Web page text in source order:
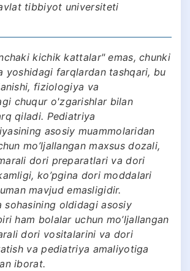
tibbiyot universiteti
kichik kattalar" emas, chunki
yoshidagi farqlardan tashqari, bu
fiziologiya va
chuqur o'zgarishlar bilan
qiladi. Pediatriya
asosiy muammolaridan
mo’ljallangan maxsus dozali,
dori preparatlari va dori
ko’pgina dori moddalari
mavjud emasligidir.
sohasining oldidagi asosiy
ham bolalar uchun mo’ljallangan
dori vositalarini va dori
va pediatriya amaliyotiga
iborat.